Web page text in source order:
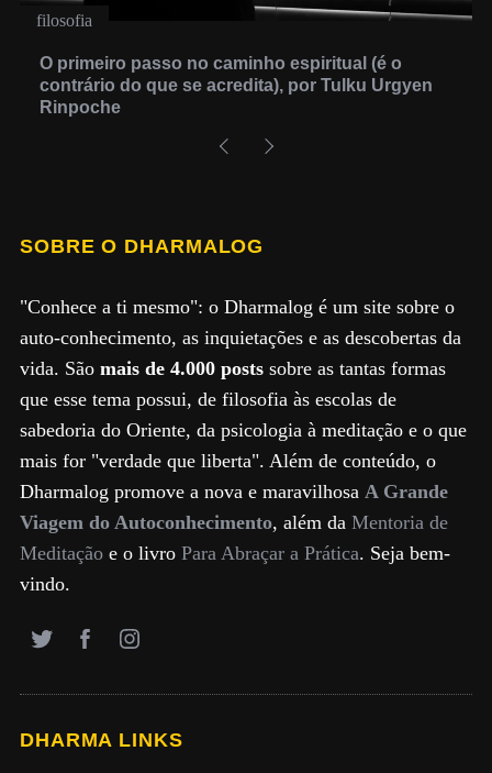
filosofia
O primeiro passo no caminho espiritual (é o
contrário do que se acredita), por Tulku Urgyen
Rinpoche
SOBRE O DHARMALOG
"Conhece a ti mesmo": o Dharmalog é um site sobre o
auto-conhecimento, as inquietações e as descobertas da
vida. São mais de 4.000 postssobre as tantas formas
que esse tema possui, de filosofia às escolas de
sabedoria do Oriente, da psicologia à meditação e o que
mais for "verdade que liberta". Além de conteúdo, o
Dharmalog promove a nova e maravilhosa A Grande
Viagem do Autoconhecimento, além da Mentoria de
Meditaçãoe o livro Para Abraçar a Prática. Seja bem-
vindo.
DHARMA LINKS